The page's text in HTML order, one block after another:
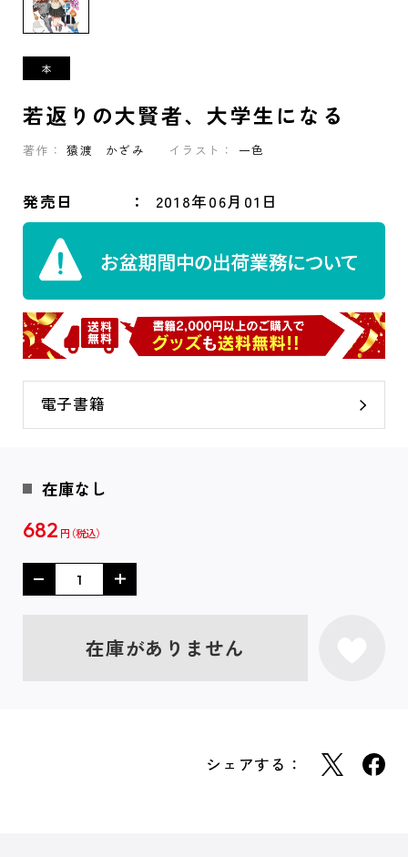
若返りの大賢者、大学生になる
著作： 猿渡 かざみ イラスト： 一色
発売日 2018年06月01日
電子書籍
在庫なし
682 円
在庫がありません
シェアする：